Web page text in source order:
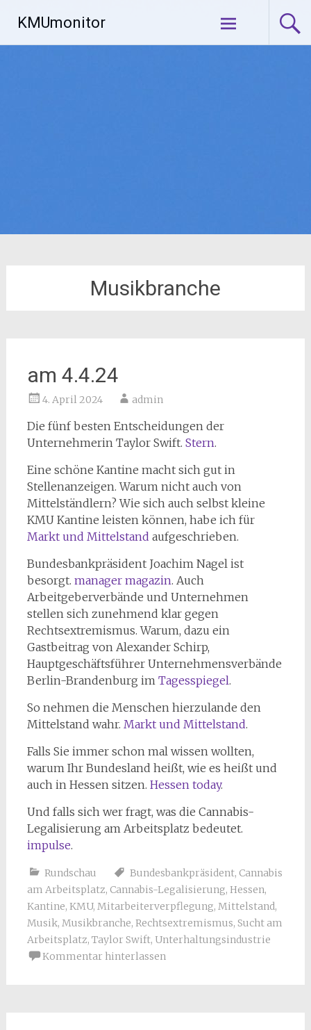
Inhalt
springen
KMUmonitor
Musikbranche
am 4.4.24
4. April 2024 admin
Die fünf besten Entscheidungen der
Unternehmerin Taylor Swift. Stern.
Eine schöne Kantine macht sich gut in
Stellenanzeigen. Warum nicht auch von
Mittelständlern? Wie sich auch selbst kleine
KMU Kantine leisten können, habe ich für
Markt und Mittelstand aufgeschrieben.
Bundesbankpräsident Joachim Nagel ist
besorgt. manager magazin. Auch
Arbeitgeberverbände und Unternehmen
stellen sich zunehmend klar gegen
Rechtsextremismus. Warum, dazu ein
Gastbeitrag von Alexander Schirp,
Hauptgeschäftsführer Unternehmensverbände
Berlin-Brandenburg im Tagesspiegel.
So nehmen die Menschen hierzulande den
Mittelstand wahr. Markt und Mittelstand.
Falls Sie immer schon mal wissen wollten,
warum Ihr Bundesland heißt, wie es heißt und
auch in Hessen sitzen. Hessen today.
Und falls sich wer fragt, was die Cannabis-
Legalisierung am Arbeitsplatz bedeutet.
impulse.
Rundschau Bundesbankpräsident, Cannabis
am Arbeitsplatz, Cannabis-Legalisierung, Hessen,
Kantine, KMU, Mitarbeiterverpflegung, Mittelstand,
Musik, Musikbranche, Rechtsextremismus, Sucht am
Arbeitsplatz, Taylor Swift, Unterhaltungsindustrie
Kommentar hinterlassen